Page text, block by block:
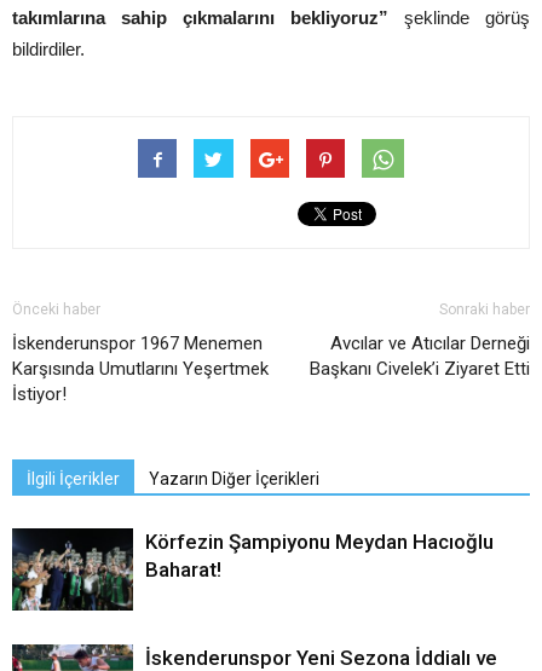
takımlarına sahip çıkmalarını bekliyoruz” şeklinde görüş
bildirdiler.
Önceki haber
İskenderunspor 1967 Menemen
Karşısında Umutlarını Yeşertmek
İstiyor!
Sonraki haber
Avcılar ve Atıcılar Derneği
Başkanı Civelek’i Ziyaret Etti
İlgili İçerikler Yazarın Diğer İçerikleri
Körfezin Şampiyonu Meydan Hacıoğlu
Baharat!
İskenderunspor Yeni Sezona İddialı ve